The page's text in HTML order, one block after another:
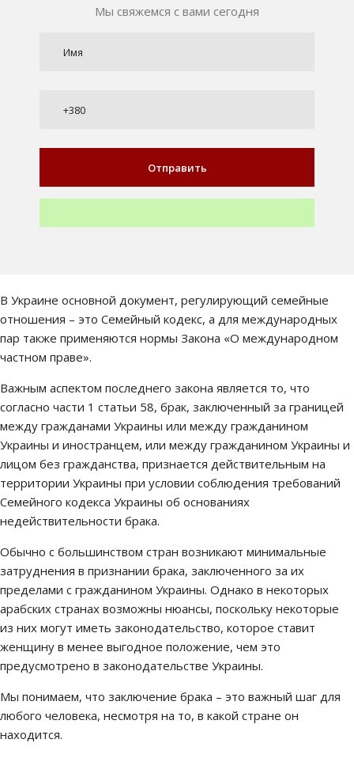
Мы свяжемся с вами сегодня
В Украине основной документ, регулирующий семейные
отношения – это Семейный кодекс, а для международных
пар также применяются нормы Закона «О международном
частном праве».
Важным аспектом последнего закона является то, что
согласно части 1 статьи 58, брак, заключенный за границей
между гражданами Украины или между гражданином
Украины и иностранцем, или между гражданином Украины и
лицом без гражданства, признается действительным на
территории Украины при условии соблюдения требований
Семейного кодекса Украины об основаниях
недействительности брака.
Обычно с большинством стран возникают минимальные
затруднения в признании брака, заключенного за их
пределами с гражданином Украины. Однако в некоторых
арабских странах возможны нюансы, поскольку некоторые
из них могут иметь законодательство, которое ставит
женщину в менее выгодное положение, чем это
предусмотрено в законодательстве Украины.
Мы понимаем, что заключение брака – это важный шаг для
любого человека, несмотря на то, в какой стране он
находится.